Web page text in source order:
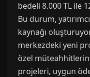
bedeli 8.000 TL ile
Bu durum,
kaynağı
merkezdeki yeni
özel
projeleri, uygun